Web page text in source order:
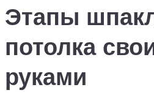
Этапы
потолка
руками